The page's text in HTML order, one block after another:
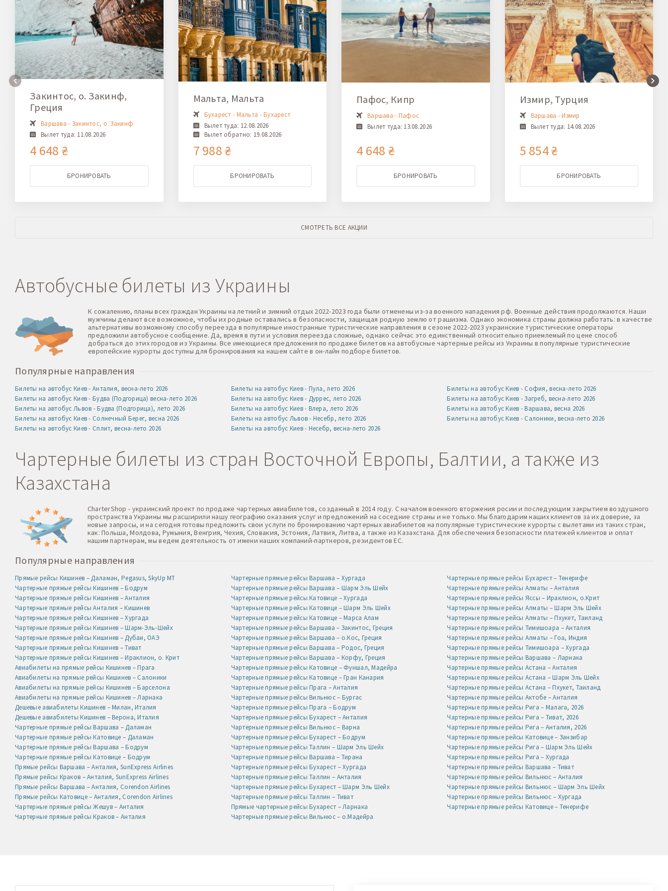
Закинтос, о. Закинф,
Греция
Варшава - Закинтос, о. Закинф
Вылет туда: 11.08.2026
4 648 ₴
БРОНИРОВАТЬ
Мальта, Мальта
Бухарест - Мальта - Бухарест
Вылет туда: 12.08.2026
Вылет обратно: 19.08.2026
7 988 ₴
БРОНИРОВАТЬ
Пафос, Кипр
Варшава - Пафос
Вылет туда: 13.08.2026
4 648 ₴
БРОНИРОВАТЬ
Измир, Турция
Варшава - Измир
Вылет туда: 14.08.2026
5 854 ₴
БРОНИРОВАТЬ
СМОТРЕТЬ ВСЕ АКЦИИ
Автобусные билеты из Украины
К сожалению, планы всех граждан Украины на летний и зимний отдых 2022-2023 года были отменены из-за военного нападения рф. Военные действия продолжаются. Наши
мужчины делают все возможное, чтобы их родные оставались в безопасности, защищая родную землю от рашизма. Однако экономика страны должна работать: в качестве
альтернативы возможному способу переезда в популярные иностранные туристические направления в сезоне 2022-2023 украинские туристические операторы
предложили автобусное сообщение. Да, время в пути и условия переезда сложные, однако сейчас это единственный относительно приемлемый по цене способ
добраться до этих городов из Украины. Все имеющиеся предложения по продаже билетов на автобусные чартерные рейсы из Украины в популярные туристические
европейские курорты доступны для бронирования на нашем сайте в он-лайн подборе билетов.
Популярные направления
Билеты на автобус Киев - Анталия, весна-лето 2026
Билеты на автобус Киев - Будва (Подгорица) весна-лето 2026
Билеты на автобус Львов - Будва (Подгорица), лето 2026
Билеты на автобус Киев - Солнечный Берег, весна 2026
Билеты на автобус Киев - Сплит, весна-лето 2026
Билеты на автобус Киев - Пула, лето 2026
Билеты на автобус Киев - Дуррес, лето 2026
Билеты на автобус Киев - Влера, лето 2026
Билеты на автобус Львов - Несебр, лето 2026
Билеты на автобус Киев - Несебр, весна-лето 2026
Билеты на автобус Киев - София, весна-лето 2026
Билеты на автобус Киев - Загреб, весна-лето 2026
Билеты на автобус Киев - Варшава, весна 2026
Билеты на автобус Киев - Салоники, весна-лето 2026
Чартерные билеты из стран Восточной Европы, Балтии, а также из
Казахстана
CharterShop - украинский проект по продаже чартерных авиабилетов, созданный в 2014 году. С началом военного вторжения росии и последующим закрытием воздушного
пространства Украины мы расширили нашу географию оказания услуг и предложений на соседние страны и не только. Мы благодарим наших клиентов за их доверие, за
новые запросы, и на сегодня готовы предложить свои услуги по бронированию чартерных авиабилетов на популярные туристические курорты с вылетами из таких стран,
как: Польша, Молдова, Румыния, Венгрия, Чехия, Словакия, Эстония, Латвия, Литва, а также из Казахстана. Для обеспечения безопасности платежей клиентов и оплат
нашим партнерам, мы ведем деятельность от имени наших компаний-партнеров, резидентов ЕС.
Популярные направления
Прямые рейсы Кишинев – Даламан, Pegasus, SkyUp MT
Чартерные прямые рейсы Кишинев – Бодрум
Чартерные прямые рейсы Кишинев – Анталия
Чартерные прямые рейсы Анталия – Кишинев
Чартерные прямые рейсы Кишинев – Хургада
Чартерные прямые рейсы Кишинев – Шарм-Эль-Шейх
Чартерные прямые рейсы Кишинев – Дубаи, ОАЭ
Чартерные прямые рейсы Кишинев – Тиват
Чартерные прямые рейсы Кишинев – Ираклион, о. Крит
Авиабилеты на прямые рейсы Кишинев – Прага
Авиабилеты на прямые рейсы Кишинев – Салоники
Авиабилеты на прямые рейсы Кишинев – Барселона
Авиабилеты на прямые рейсы Кишинев – Ларнака
Дешевые авиабилеты Кишинев – Милан, Италия
Дешевые авиабилеты Кишинев – Верона, Италия
Чартерные прямые рейсы Варшава – Даламан
Чартерные прямые рейсы Катовице – Даламан
Чартерные прямые рейсы Варшава – Бодрум
Чартерные прямые рейсы Катовице – Бодрум
Прямые рейсы Варшава – Анталия, SunExpress Airlines
Прямые рейсы Краков – Анталия, SunExpress Airlines
Прямые рейсы Варшава – Анталия, Corendon Airlines
Прямые рейсы Катовице – Анталия, Corendon Airlines
Чартерные прямые рейсы Жешув – Анталия
Чартерные прямые рейсы Краков – Анталия
Чартерные прямые рейсы Варшава – Хургада
Чартерные прямые рейсы Варшава – Шарм Эль Шейх
Чартерные прямые рейсы Катовице – Хургада
Чартерные прямые рейсы Катовице – Шарм Эль Шейх
Чартерные прямые рейсы Катовице – Марса Алам
Чартерные прямые рейсы Варшава – Закинтос, Греция
Чартерные прямые рейсы Варшава – о.Кос, Греция
Чартерные прямые рейсы Варшава – Родос, Греция
Чартерные прямые рейсы Варшава – Корфу, Греция
Чартерные прямые рейсы Катовице – Фуншал, Мадейра
Чартерные прямые рейсы Катовице – Гран Канария
Чартерные прямые рейсы Прага – Анталия
Чартерные прямые рейсы Вильнюс – Бургас
Чартерные прямые рейсы Прага – Бодрум
Чартерные прямые рейсы Бухарест – Анталия
Чартерные прямые рейсы Вильнюс – Варна
Чартерные прямые рейсы Бухарест – Бодрум
Чартерные прямые рейсы Таллин – Шарм Эль Шейх
Чартерные прямые рейсы Варшава – Тирана
Чартерные прямые рейсы Бухарест – Хургада
Чартерные прямые рейсы Таллин – Анталия
Чартерные прямые рейсы Бухарест – Шарм Эль Шейх
Чартерные прямые рейсы Таллин – Тиват
Прямые чартерные рейсы Бухарест – Ларнака
Чартерные прямые рейсы Вильнюс – о.Мадейра
Чартерные прямые рейсы Бухарест – Тенерифе
Чартерные прямые рейсы Алматы – Анталия
Чартерные прямые рейсы Яссы – Ираклион, о.Крит
Чартерные прямые рейсы Алматы – Шарм Эль Шейх
Чартерные прямые рейсы Алматы – Пхукет, Таиланд
Чартерные прямые рейсы Тимишоара – Анталия
Чартерные прямые рейсы Алматы – Гоа, Индия
Чартерные прямые рейсы Тимишоара – Хургада
Чартерные прямые рейсы Варшава – Ларнака
Чартерные прямые рейсы Астана – Анталия
Чартерные прямые рейсы Астана – Шарм Эль Шейх
Чартерные прямые рейсы Астана – Пхукет, Таиланд
Чартерные прямые рейсы Актобе – Анталия
Чартерные прямые рейсы Рига – Малага, 2026
Чартерные прямые рейсы Рига – Тиват, 2026
Чартерные прямые рейсы Рига – Анталия, 2026
Чартерные прямые рейсы Катовице – Занзибар
Чартерные прямые рейсы Рига – Шарм Эль Шейх
Чартерные прямые рейсы Рига – Хургада
Чартерные прямые рейсы Варшава – Тиват
Чартерные прямые рейсы Вильнюс – Анталия
Чартерные прямые рейсы Вильнюс – Шарм Эль Шейх
Чартерные прямые рейсы Вильнюс – Хургада
Чартерные прямые рейсы Катовице – Тенерифе